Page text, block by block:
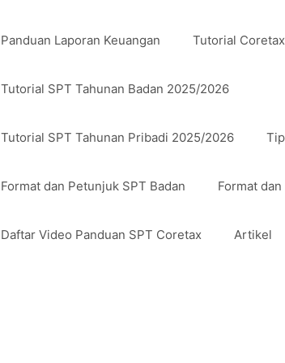
Panduan Laporan Keuangan Tutorial Coretax
Tutorial SPT Tahunan Badan 2025/2026
Tutorial SPT Tahunan Pribadi 2025/2026
Format dan Petunjuk SPT Badan Format
Daftar Video Panduan SPT Coretax Artikel